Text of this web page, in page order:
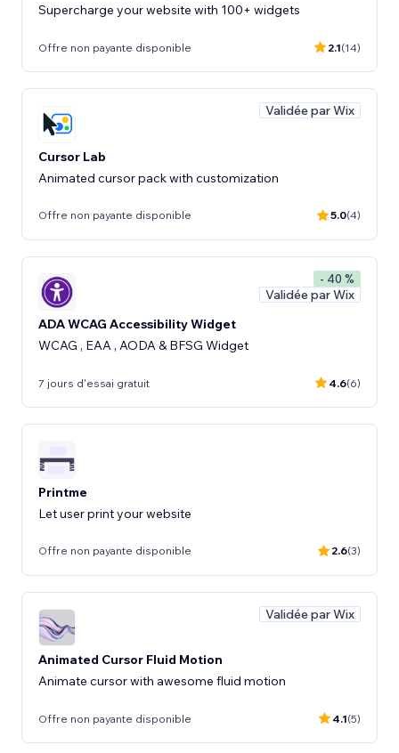
Supercharge your website with 100+ widgets
Offre non payante disponible 2.1(14)
Validée par Wix
Cursor Lab
Animated cursor pack with customization
Offre non payante disponible 5.0(4)
- 40 %
Validée par Wix
ADA WCAG Accessibility Widget
WCAG , EAA , AODA & BFSG Widget
7 jours d'essai gratuit 4.6(6)
Printme
Let user print your website
Offre non payante disponible 2.6(3)
Validée par Wix
Animated Cursor Fluid Motion
Animate cursor with awesome fluid motion
Offre non payante disponible 4.1(5)